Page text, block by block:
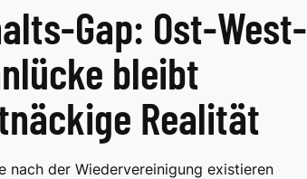
Gap: Ost-West-
bleibt
Realität
nach der Wiedervereinigung existieren